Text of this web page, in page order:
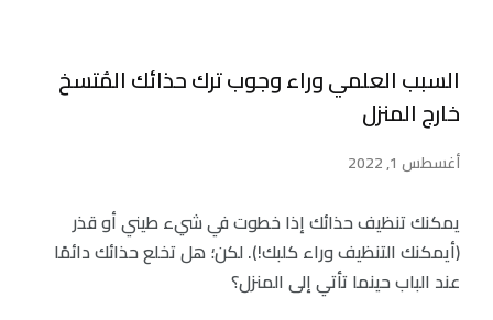
السبب العلمي وراء وجوب ترك حذائك المُتسخ
خارج المنزل
أغسطس 1, 2022
يمكنك تنظيف حذائك إذا خطوت في شيء طيني أو قذر
(أيمكنك التنظيف وراء كلبك!). لكن؛ هل تخلع حذائك دائمًا
عند الباب حينما تأتي إلى المنزل؟